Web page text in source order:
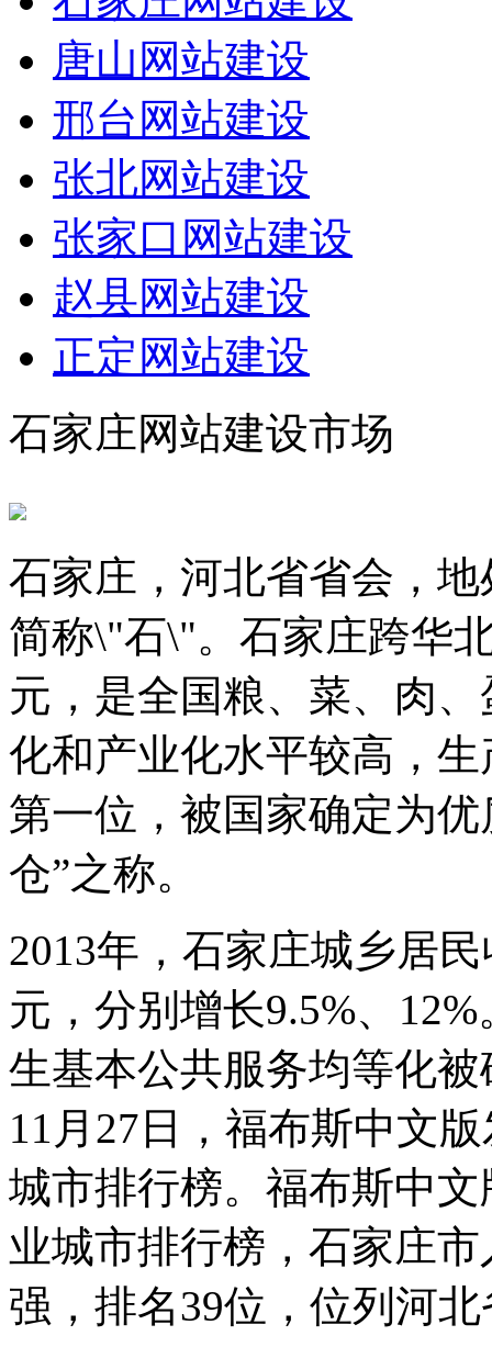
唐山网站建设
邢台网站建设
张北网站建设
张家口网站建设
赵县网站建设
正定网站建设
石家庄网站建设市场
石家庄，河北省省会，
简称\"石\"。石家庄跨华
元，是全国粮、菜、肉
化和产业化水平较高，
第一位，被国家确定为
仓”之称。
2013年，石家庄城乡居
元，分别增长9.5%、
生基本公共服务均等化
11月27日，福布斯中文
城市排行榜。福布斯中
业城市排行榜，石家庄
强，排名39位，位列河